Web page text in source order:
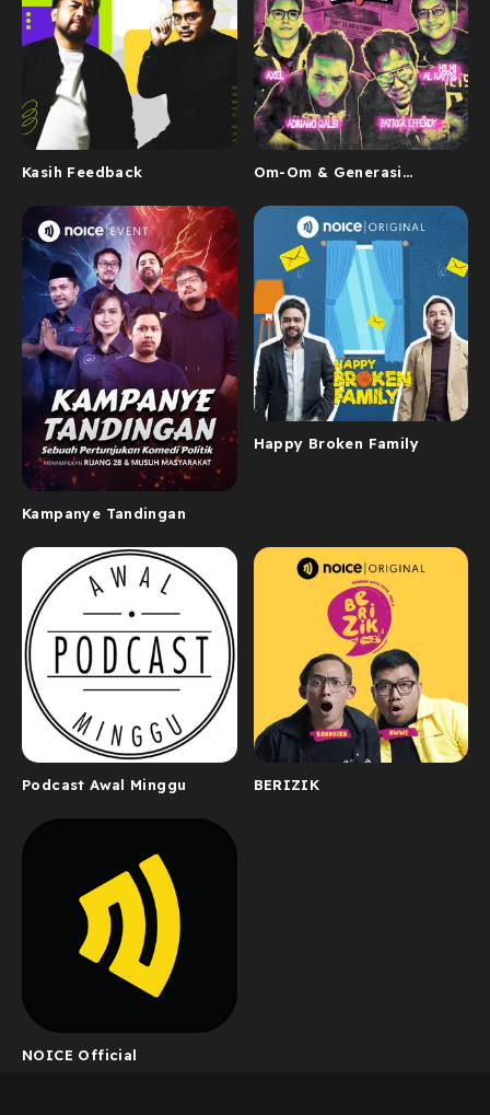
Kasih Feedback
Om-Om & Generasi
Kampanye Tandingan
Happy Broken Family
Podcast Awal Minggu BERIZIK
NOICE Official